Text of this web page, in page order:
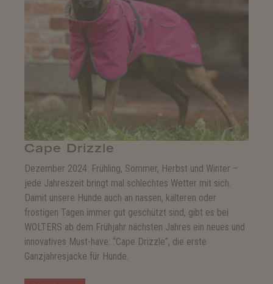
Cape Drizzle
Dezember 2024: Frühling, Sommer, Herbst und Winter –
jede Jahreszeit bringt mal schlechtes Wetter mit sich.
Damit unsere Hunde auch an nassen, kälteren oder
frostigen Tagen immer gut geschützt sind, gibt es bei
WOLTERS ab dem Frühjahr nächsten Jahres ein neues und
innovatives Must-have: “Cape Drizzle”, die erste
Ganzjahresjacke für Hunde.